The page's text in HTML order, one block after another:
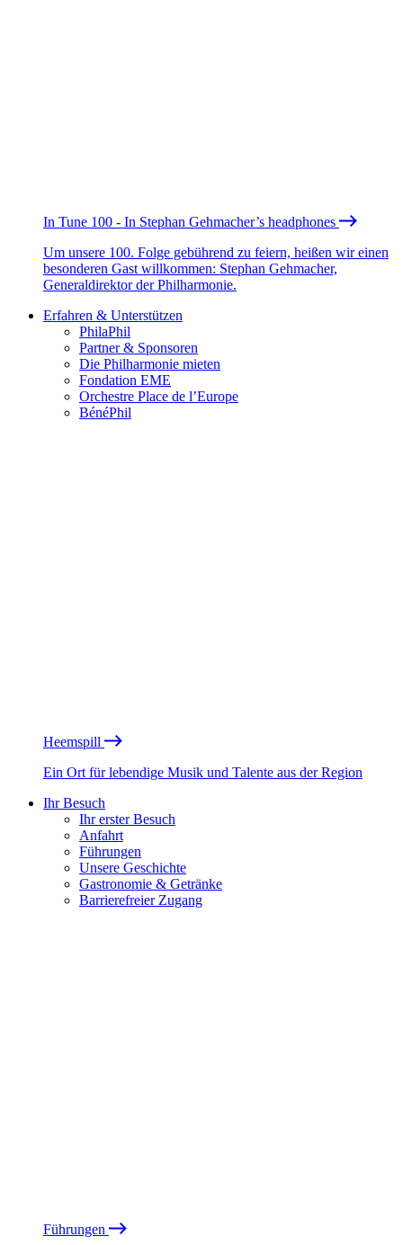
In Tune 100 - In Stephan Gehmacher’s headphones
Um unsere 100. Folge gebührend zu feiern, heißen wir einen
besonderen Gast willkommen: Stephan Gehmacher,
Generaldirektor der Philharmonie.
Erfahren & Unterstützen
PhilaPhil
Partner & Sponsoren
Die Philharmonie mieten
Fondation EME
Orchestre Place de l’Europe
BénéPhil
Heemspill
Ein Ort für lebendige Musik und Talente aus der Region
Ihr Besuch
Ihr erster Besuch
Anfahrt
Führungen
Unsere Geschichte
Gastronomie & Getränke
Barrierefreier Zugang
Führungen